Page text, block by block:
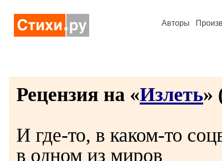
Авторы
Рецензия на «Излеть»
И где-то, в каком-то
в одном из миров